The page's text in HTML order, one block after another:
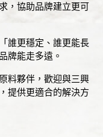
，協助品牌建立更可
誰更穩定、誰更能長
牌能走多遠。
料夥伴，歡迎與三興
提供更適合的解決方